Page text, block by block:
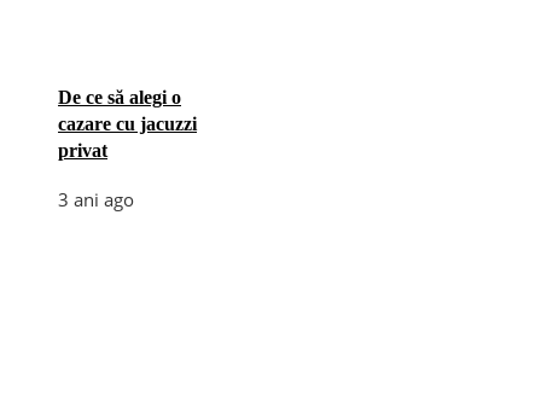
De ce să alegi o
cazare cu jacuzzi
privat
3 ani ago